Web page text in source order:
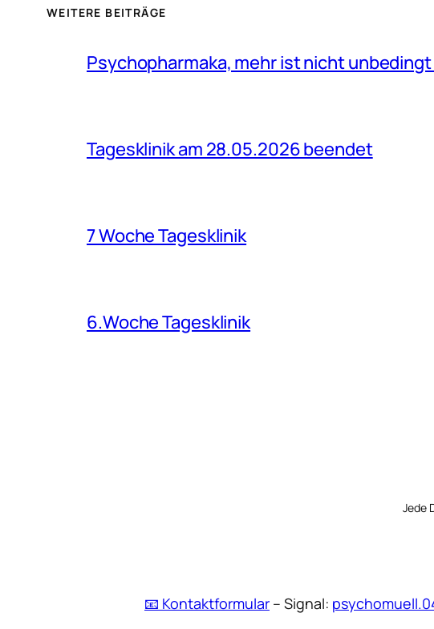
WEITERE BEITRÄGE
Psychopharmaka, mehr ist nicht
Tagesklinik am 28.05.2026 beendet
7 Woche Tagesklinik
6.Woche Tagesklinik
Jede
📧 Kontaktformular – Signal: